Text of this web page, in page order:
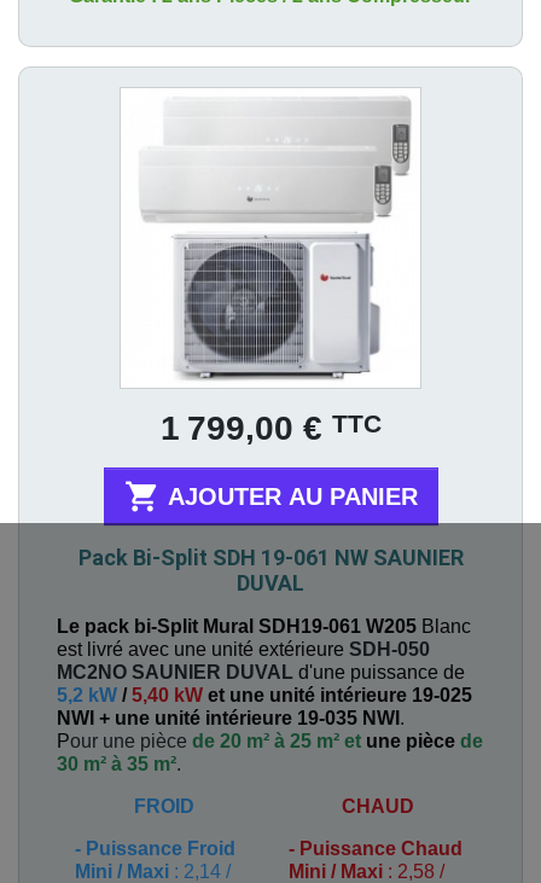
1 799,00 € TTC
 AJOUTER AU PANIER
Pack Bi-Split SDH 19-061 NW SAUNIER
DUVAL
Le pack bi-Split Mural SDH19-061 W205 Blanc
est livré avec une unité extérieure SDH-050
MC2NO SAUNIER DUVAL d'une puissance de
5,2 kW /5,40 kW et une unité intérieure 19-025
NWI + une unité intérieure 19-035 NWI .
Pour une pièce de 20 m² à 25 m² et une pièce de
30 m² à 35 m².
FROID
- Puissance Froid
Mini / Maxi : 2,14 /
CHAUD
- Puissance Chaud
Mini / Maxi : 2,58 /